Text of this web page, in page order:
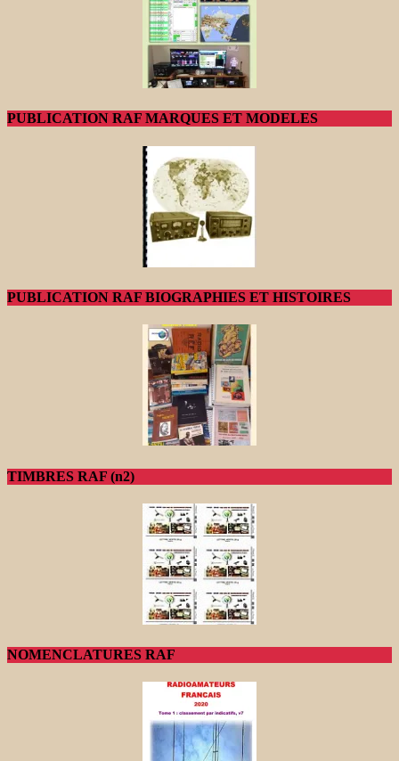
PUBLICATION RAF MARQUES ET MODELES
PUBLICATION RAF BIOGRAPHIES ET HISTOIRES
TIMBRES RAF (n2)
NOMENCLATURES RAF